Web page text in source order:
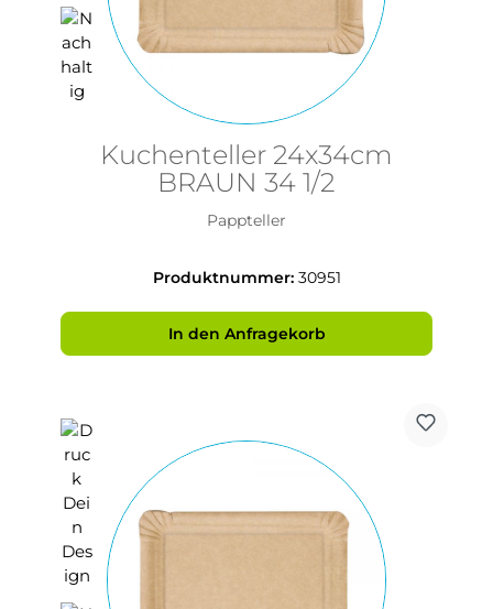
Kuchenteller 24x34cm
BRAUN 34 1/2
Pappteller
Produktnummer: 30951
In den Anfragekorb